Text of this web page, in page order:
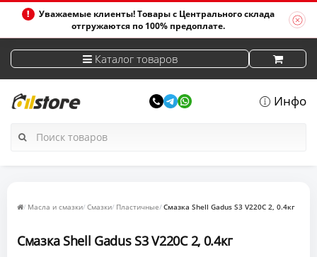
Уважаемые клиенты! Товары с Центрального склада
отгружаются по 100% предоплате.
Каталог товаров
Инфо
Масла и смазки Смазки Пластичные Смазка Shell Gadus S3 V220C 2, 0.4кг
Смазка Shell Gadus S3 V220C 2, 0.4кг